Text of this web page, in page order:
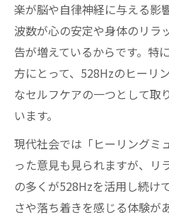
楽が脳や自律神経に与える影
波数が心の安定や身体のリラ
告が増えているからです。特
方にとって、528Hzのヒーリ
なセルフケアの一つとして取
います。
現代社会では「ヒーリングミ
った意見も見られますが、リ
の多くが528Hzを活用し続け
さや落ち着きを感じる体験が